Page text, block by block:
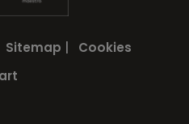
Sitemap
Cookies